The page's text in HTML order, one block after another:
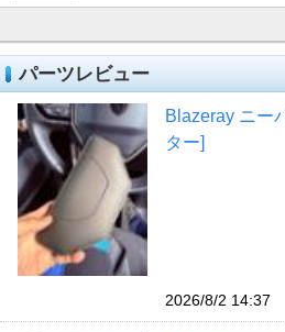
パーツレビュー
Blazeray ニー
ター]
2026/8/2 14:37